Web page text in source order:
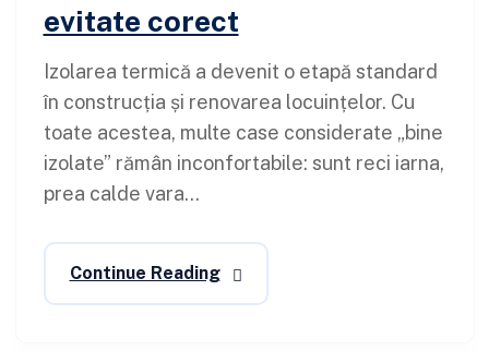
evitate corect
Izolarea termică a devenit o etapă standard
în construcția și renovarea locuințelor. Cu
toate acestea, multe case considerate „bine
izolate” rămân inconfortabile: sunt reci iarna,
prea calde vara...
Continue Reading